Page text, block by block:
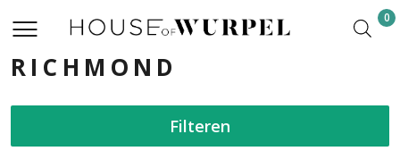
0
RICHMOND
Filteren